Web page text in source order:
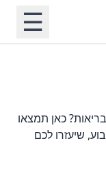
☰
כאן תמצאו
שיעזרו לכם